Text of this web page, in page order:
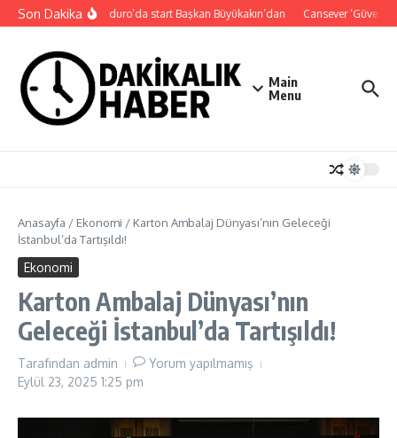
İçeriğe atla
Son DakikaSüper Enduro’da start Başkan Büyükakın’dan Cansever
Main
Menu
Anasayfa / Ekonomi / Karton Ambalaj Dünyası’nın Geleceği
İstanbul’da Tartışıldı!
Ekonomi
Karton Ambalaj Dünyası’nın
Geleceği İstanbul’da Tartışıldı!
Tarafından admin
Yorum yapılmamış
Eylül 23, 2025 1:25 pm